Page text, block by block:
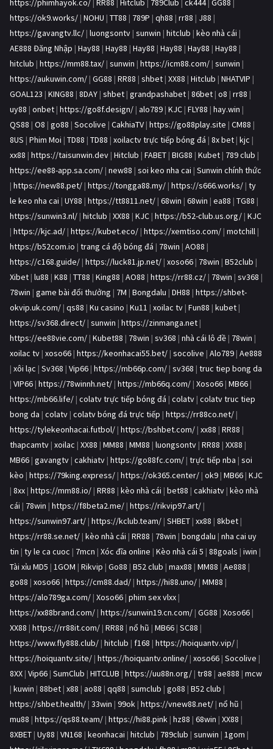
https://phimhayok.co/ | RR88 | Hitclub | 789Club | ck444| GG88 |
https://ok9.works/ | NOHU | TT88 | 789P | qh88 | rr88 | J88 |
https://gavangtv.llc/ | luongsontv | sunwin | hitclub | kèo nhà cái |
AE888 Đăng Nhập | Hay88 | Hay88 | Hay88 | Hay88 | Hay88 | Hay88 |
hitclub | https://mm88.tax/ | sunwin | https://icm88.com/ | sunwin |
https://aukuwin.com/ | GG88 | RR88 | shbet | XX88 | Hitclub | NHATVIP |
GOAL123 | KING88 | 8DAY | shbet | grandpashabet | 86bet | o8 | rr88 |
uy88 | onbet | https://go8f.design/ | alo789 | KJC | FLY88 | hay.win |
QS88 | O8 | go88 | Socolive | CakhiaTV | https://go88play.site | CM88 |
8US | Phim Moi | TD88 | TD88 | xoilactv trực tiếp bóng đá | 8x bet | kjc |
xx88 | https://taisunwin.dev | Hitclub | FABET | BIG88 | Kubet | 789 club |
https://ee88-app.sa.com/ | new88 | soi keo nha cai | Sunwin chính thức
| https://new88.pet/ | https://tongga88.my/ | https://s666.works/ | ty
le keo nha cai | UY88 | https://tt8811.net/ | 68win | 68win | ea88 | TG88 |
https://sunwin3.nl/ | hitclub | XX88 | KJC | https://b52-club.us.org/ | KJC
| https://kjc.ad/ | https://kubet.eco/ | https://xemtiso.com/ | motchill |
https://b52com.io | trang cá độ bóng đá | 78win | AO88 |
https://c168.guide/ | https://luck81.jp.net/ | xoso66 | 78win | B52club |
Xibet | lu88 | K88 | TT88 | King88 | AO88 | https://rr88.cz/ | 78win | sv368 |
78win | game bài đổi thưởng | 7M | Bongdalu | DH88 | https://shbet-
okvip.uk.com/ | qs88 | Ku casino | Ku11 | xoilac tv | Fun88 | kubet |
https://sv368.direct/ | sunwin | https://zinmanga.net |
https://ee88vie.com/ | Kubet88 | 78win | sv368 | nhà cái lô đề | 78win |
xoilac tv | xoso66 | https://keonhacai55.bet/ | socolive | Alo789 | Ae888
| xôi lạc | Sv368 | Vip66 | https://mb66p.com/ | sv368 | truc tiep bong da
| VIP66 | https://78winnh.net/ | https://mb66q.com/ | Xoso66 | MB66 |
https://mb66.life/ | colatv trực tiếp bóng đá | colatv | colatv truc tiep
bong da | colatv | colatv bóng đá trực tiếp | https://rr88co.net/ |
https://tylekeonhacai.futbol/ | https://bshbet.com/ | xx88 | RR88 |
thapcamtv | xoilac | XX88 | MM88 | MM88 | luongsontv | RR88 | XX88 |
MB66 | gavangtv | cakhiatv | https://go88fc.com/ | trực tiếp nba | soi
kèo | https://79king.express/ | https://ok365.center/ | ok9 | MB66 | KJC
| 8xx | https://mm88.io/ | RR88 | kèo nhà cái | bet88 | cakhiatv | kèo nhà
cái | 78win | https://f8beta2.me/ | https://rikvip97.art/ |
https://sunwin97.art/ | https://kclub.team/ | SHBET | xx88 | 8kbet |
https://rr88.se.net/ | kèo nhà cái | RR88 | 78win | bongdalu | nha cai uy
tin | ty le ca cuoc | 7mcn | Xóc đĩa online | Kèo nhà cái 5 | 88goals | iwin |
Tài xỉu MD5 | 1GOM | Rikvip | Go88 | B52 club | max88 | MM88 | Ae888 |
go88 | xoso66 | https://cm88.dad/ | https://hi88.uno/ | MM88 |
https://alo789ga.com/ | Xoso66 | phim sex vlxx |
https://xx88brand.com/ | https://sunwin19.cn.com/ | GG88 | Xoso66 |
XX88 | https://rr88it.com/ | RR88 | nổ hũ | MB66 | SC88 |
https://www.fly888.club/ | hitclub | f168 | https://hoiquantv.vip/ |
https://hoiquantv.site/ | https://hoiquantv.online/ | xoso66 | Socolive |
8XX | Vip66 | SumClub | HITCLUB | https://uu88n.org/ | tr88 | ae888 | mcw
| kuwin | 88bet | x88 | ao88 | qq88 | sumclub | go88 | B52 club |
https://shbet.health/ | 33win | 99ok | https://vnew88.net/ | nổ hũ |
mu88 | https://qs88.team/ | https://hi88.pink | hz88 | 68win | XX88 |
8XBET | Uy88 | VN168 | keonhacai | hitclub | 789club | sunwin | 1gom |